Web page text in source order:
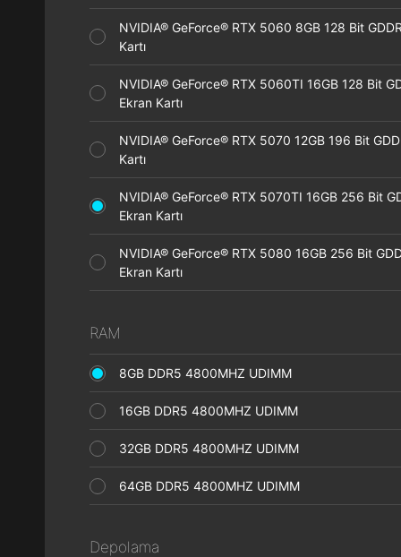
NVIDIA® GeForce® RTX 5060 8GB 128 Bit
Kartı
NVIDIA® GeForce® RTX 5060TI 16GB 128 Bit
Ekran Kartı
NVIDIA® GeForce® RTX 5070 12GB 196 Bit
Kartı
NVIDIA® GeForce® RTX 5070TI 16GB 256 Bit
Ekran Kartı
NVIDIA® GeForce® RTX 5080 16GB 256 Bit
Ekran Kartı
RAM
8GB DDR5 4800MHZ UDIMM
16GB DDR5 4800MHZ UDIMM
32GB DDR5 4800MHZ UDIMM
64GB DDR5 4800MHZ UDIMM
Depolama